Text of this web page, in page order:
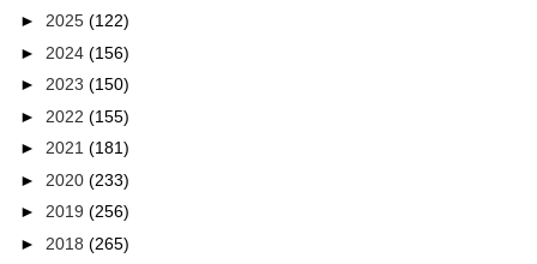
► 2025 (122)
► 2024 (156)
► 2023 (150)
► 2022 (155)
► 2021 (181)
► 2020 (233)
► 2019 (256)
► 2018 (265)